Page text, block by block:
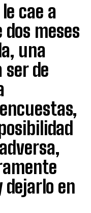
cae a
dos meses
una
de
en